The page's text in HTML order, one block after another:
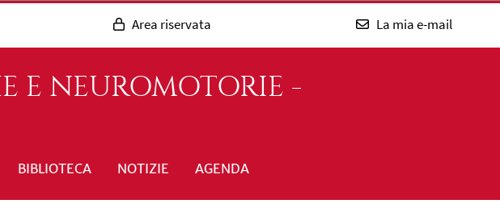
Area riservata La mia e-mail
E NEUROMOTORIE -
BIBLIOTECA NOTIZIE AGENDA